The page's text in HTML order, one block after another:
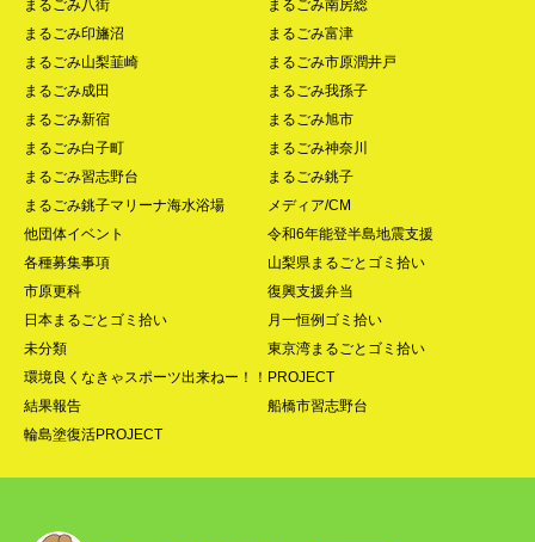
まるごみ八街
まるごみ南房総
まるごみ印旛沼
まるごみ富津
まるごみ山梨韮崎
まるごみ市原潤井戸
まるごみ成田
まるごみ我孫子
まるごみ新宿
まるごみ旭市
まるごみ白子町
まるごみ神奈川
まるごみ習志野台
まるごみ銚子
まるごみ銚子マリーナ海水浴場
メディア/CM
他団体イベント
令和6年能登半島地震支援
各種募集事項
山梨県まるごとゴミ拾い
市原更科
復興支援弁当
日本まるごとゴミ拾い
月一恒例ゴミ拾い
未分類
東京湾まるごとゴミ拾い
環境良くなきゃスポーツ出来ねー！！PROJECT
結果報告
船橋市習志野台
輪島塗復活PROJECT